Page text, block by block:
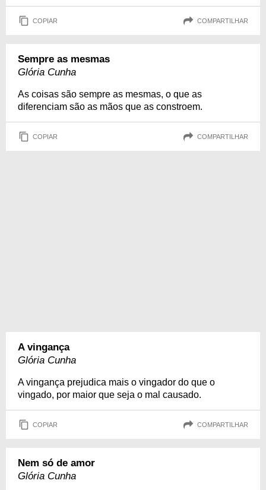
COPIAR COMPARTILHAR
Sempre as mesmas
Glória Cunha
As coisas são sempre as mesmas, o que as
diferenciam são as mãos que as constroem.
COPIAR COMPARTILHAR
A vingança
Glória Cunha
A vingança prejudica mais o vingador do que o
vingado, por maior que seja o mal causado.
COPIAR COMPARTILHAR
Nem só de amor
Glória Cunha